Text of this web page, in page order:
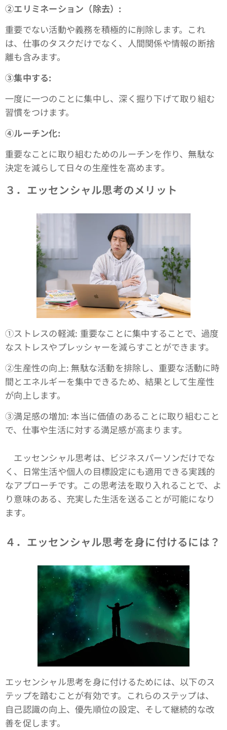
➁エリミネーション（除去）:
重要でない活動や義務を積極的に削除します。これ
は、仕事のタスクだけでなく、人間関係や情報の断捨
離も含みます。
③集中する:
一度に一つのことに集中し、深く掘り下げて取り組む
習慣をつけます。
④ルーチン化:
重要なことに取り組むためのルーチンを作り、無駄な
決定を減らして日々の生産性を高めます。
３．エッセンシャル思考のメリット
①ストレスの軽減: 重要なことに集中することで、過度
なストレスやプレッシャーを減らすことができます。
➁生産性の向上: 無駄な活動を排除し、重要な活動に時
間とエネルギーを集中できるため、結果として生産性
が向上します。
③満足感の増加: 本当に価値のあることに取り組むこと
で、仕事や生活に対する満足感が高まります。
エッセンシャル思考は、ビジネスパーソンだけでな
く、日常生活や個人の目標設定にも適用できる実践的
なアプローチです。この思考法を取り入れることで、よ
り意味のある、充実した生活を送ることが可能になり
ます。
４．エッセンシャル思考を身に付けるには？
エッセンシャル思考を身に付けるためには、以下のス
テップを踏むことが有効です。これらのステップは、
自己認識の向上、優先順位の設定、そして継続的な改
善を促します。